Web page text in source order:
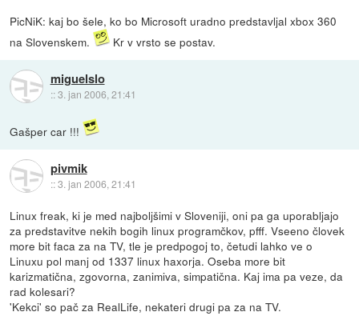
PicNiK: kaj bo šele, ko bo Microsoft uradno predstavljal xbox 360
na Slovenskem.
Kr v vrsto se postav.
miguelslo
::3. jan 2006, 21:41
Gašper car !!!
pivmik
::3. jan 2006, 21:41
Linux freak, ki je med najboljšimi v Sloveniji, oni pa ga uporabljajo
za predstavitve nekih bogih linux programčkov, pfff. Vseeno človek
more bit faca za na TV, tle je predpogoj to, četudi lahko ve o
Linuxu pol manj od 1337 linux haxorja. Oseba more bit
karizmatična, zgovorna, zanimiva, simpatična. Kaj ima pa veze, da
rad kolesari?
'Kekci' so pač za RealLife, nekateri drugi pa za na TV.